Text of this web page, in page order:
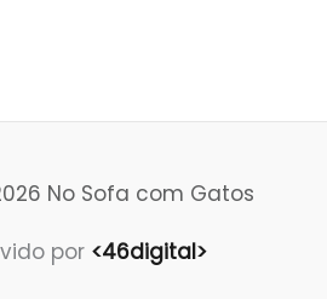
No Sofa com Gatos
por <46digital>